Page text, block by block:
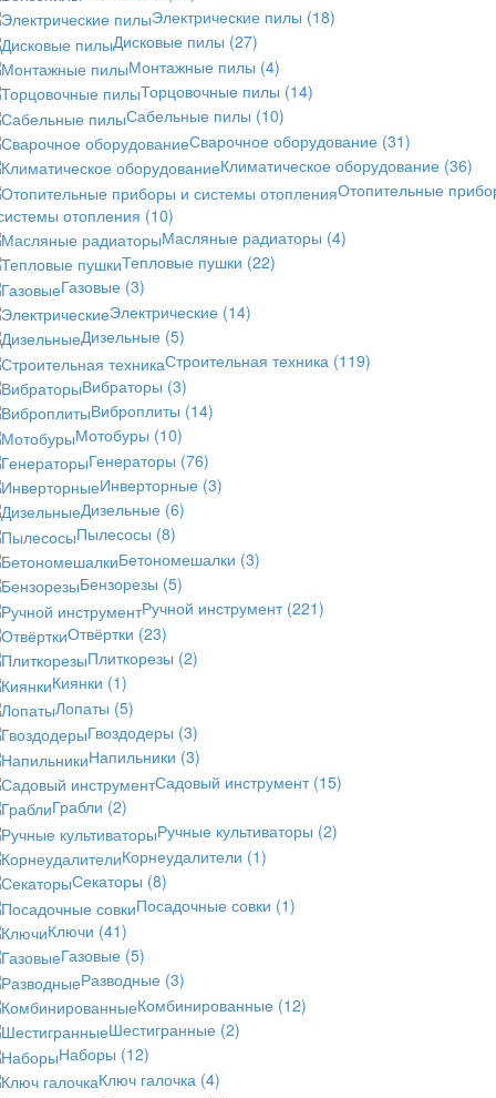
Электрические пилы (18)
Дисковые пилы (27)
Монтажные пилы (4)
Торцовочные пилы (14)
Сабельные пилы (10)
Сварочное оборудование (31)
Климатическое оборудование (36)
Отопительные
отопления (10)
Масляные радиаторы (4)
Тепловые пушки (22)
Газовые (3)
Электрические (14)
Дизельные (5)
Строительная техника (119)
Вибраторы (3)
Виброплиты (14)
Мотобуры (10)
Генераторы (76)
Инверторные (3)
Дизельные (6)
Пылесосы (8)
Бетономешалки (3)
Бензорезы (5)
Ручной инструмент (221)
Отвёртки (23)
Плиткорезы (2)
Киянки (1)
Лопаты (5)
Гвоздодеры (3)
Напильники (3)
Садовый инструмент (15)
Грабли (2)
Ручные культиваторы (2)
Корнеудалители (1)
Секаторы (8)
Посадочные совки (1)
Ключи (41)
Газовые (5)
Разводные (3)
Комбинированные (12)
Шестигранные (2)
Наборы (12)
Ключ галочка (4)